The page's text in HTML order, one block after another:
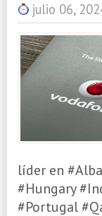
julio 06,
líder en
#Hungary
#Portugal